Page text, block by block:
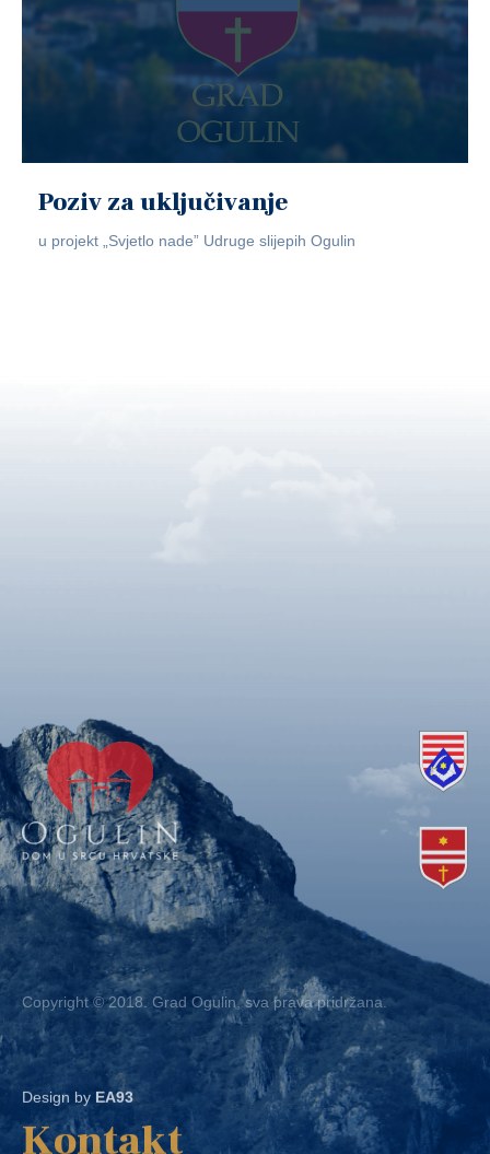
Poziv za uključivanje
u projekt „Svjetlo nade” Udruge slijepih Ogulin
Copyright © 2018. Grad Ogulin, sva prava pridržana.
Design byEA93
Kontakt